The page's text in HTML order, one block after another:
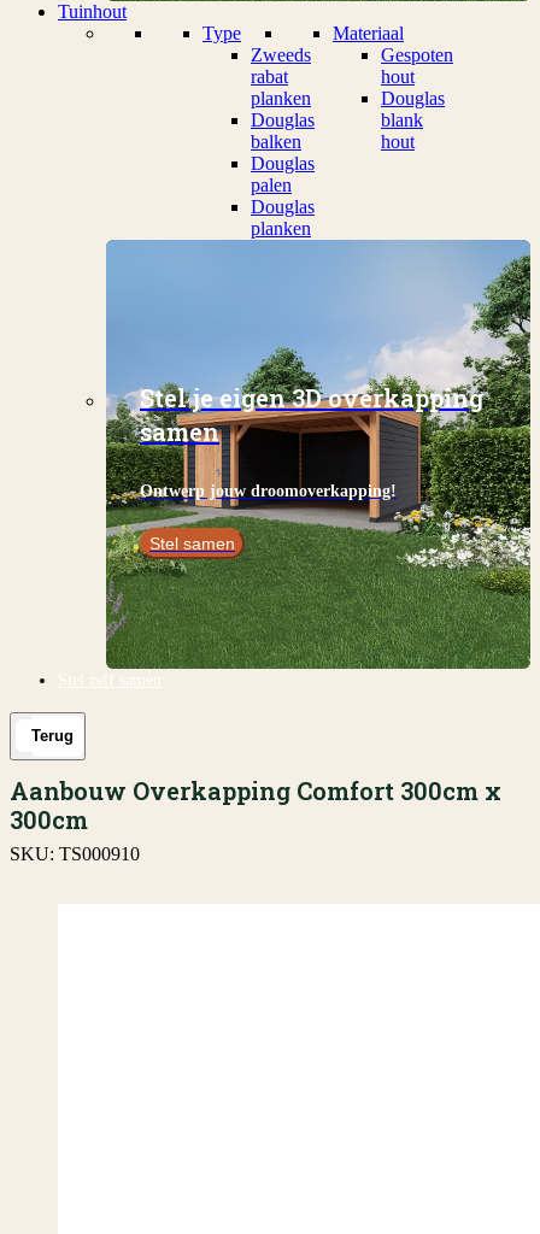
Tuinhout
Type
Zweeds
rabat
planken
Douglas
balken
Douglas
palen
Douglas
planken
Materiaal
Gespoten
hout
Douglas
blank
hout
Stel je eigen 3D overkapping
samen
Ontwerp jouw droomoverkapping!
Stel samen
Stel zelf samen
Terug
Aanbouw Overkapping Comfort 300cm x
300cm
SKU: TS000910